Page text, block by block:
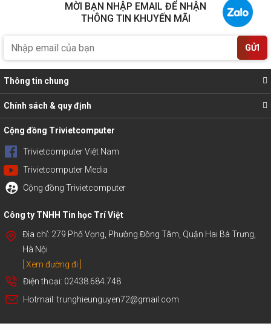
MỜI BẠN NHẬP EMAIL ĐỂ NHẬN
THÔNG TIN KHUYẾN MÃI
GỬI
Thông tin chung
Chính sách & quy định
Cộng đồng Trivietcomputer
Trivietcomputer Việt Nam
Trivietcomputer Media
Cộng đồng Trivietcomputer
Công ty TNHH Tin học Trí Việt
Địa chỉ: 279 Phố Vọng, Phường Đồng Tâm, Quận Hai Bà Trưng,
Hà Nội
[ Xem đường đi ]
Điện thoại: 02438.684.748
Hotmail: trunghieunguyen72@gmail.com